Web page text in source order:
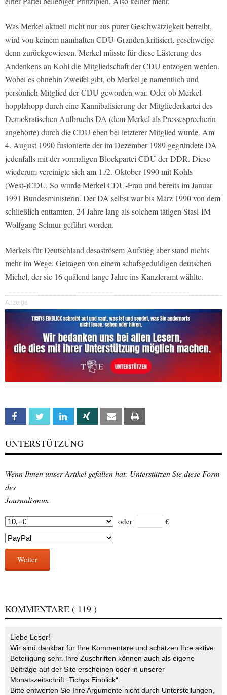
Was Merkel aktuell nicht nur aus purer Geschwätzigkeit betreibt,
wird von keinem namhaften CDU-Granden kritisiert, geschweige
denn zurückgewiesen. Merkel müsste für diese Lästerung des
Andenkens an Kohl die Mitgliedschaft der CDU entzogen werden.
Wobei es ohnehin Zweifel gibt, ob Merkel je namentlich und
persönlich Mitglied der CDU geworden war. Oder ob Merkel
hopplahopp durch eine Kannibalisierung der Mitgliederkartei des
Demokratischen Aufbruchs DA (dem Merkel als Pressesprecherin
angehörte) durch die CDU eben bei letzterer Mitglied wurde. Am
4. August 1990 fusionierte der im Dezember 1989 gegründete DA
jedenfalls mit der vormaligen Blockpartei CDU der DDR. Diese
wiederum vereinigte sich am 1./2. Oktober 1990 mit Kohls
(West-)CDU. So wurde Merkel CDU-Frau und bereits im Januar
1991 Bundesministerin. Der DA selbst war bis März 1990 von dem
schließlich enttarnten, 24 Jahre lang als solchem tätigen Stasi-IM
Wolfgang Schnur geführt worden.
Merkels für Deutschland desaströsem Aufstieg aber stand nichts
mehr im Wege. Getragen von einem schafsgeduldigen deutschen
Michel, der sie 16 quälend lange Jahre ins Kanzleramt wählte.
Anzeige
Facebook Twitter Linkedin Xing Email
UNTERSTÜTZUNG
Wenn Ihnen unser Artikel gefallen hat: Unterstützen Sie diese Form
des
Journalismus.
oder €
Weiter
KOMMENTARE ( 119 )
Liebe Leser!
Wir sind dankbar für Ihre Kommentare und schätzen Ihre aktive
Beteiligung sehr. Ihre Zuschriften können auch als eigene
Beiträge auf der Site erscheinen oder in unserer
Monatszeitschrift „Tichys Einblick“.
Bitte entwerten Sie Ihre Argumente nicht durch Unterstellungen,